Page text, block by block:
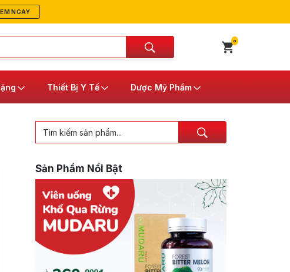
NGAY
0
Thiết Bị Y Tế Dược Mỹ Phẩm
Sản Phẩm Nổi Bật